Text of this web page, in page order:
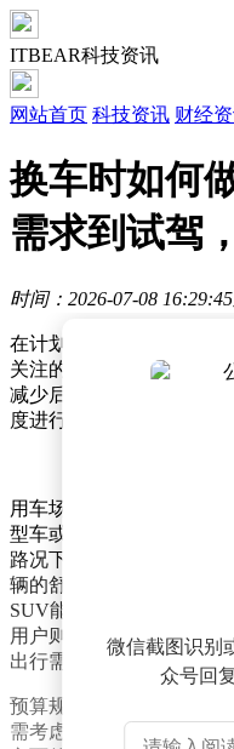
ITBEAR科技资讯
网站首页 科技资讯 财经
换车时如何
需求到试驾
时间：2026-07-08 16:29:45
在计划更换车辆时，如何
关注的焦点。一辆合适的
减少后续使用中的各种困
度进行综合考量。
用车场景是决策的首要依
型车或新能源车型具有明
路况下更易操控，且能耗
辆的舒适性和续航能力则
SUV能够提供更宽敞的乘
用户则更看重车内空间和
出行需求，而高安全性配
预算规划直接影响购车选
需考虑保险、保养、能耗
微信截图识别
众号回